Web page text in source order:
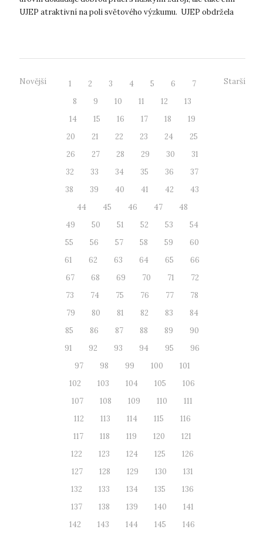
UJEP atraktivní na poli světového výzkumu. UJEP obdržela
Novější 1 2 3 4 5 6
7
8
9 10 11 12
13
14
15 16 17 18
19
20
21 22 23 24
25
26
27 28 29 30
31
32
33 34 35 36
37
38
39 40 41 42
43
44
45 46 47
48
49
50 51 52 53
54
55
56 57 58 59
60
61
62 63 64 65
66
67
68 69 70 71
72
73
74 75 76 77
78
79
80 81 82 83
84
85
86 87 88 89
90
91
92 93 94 95
96
97
98 99 100
101
102
103 104 105
106
107
108 109 110
111
112
113 114 115
116
117
118 119 120
121
122
123 124 125
126
127
128 129 130
131
132
133 134 135
136
137
138 139 140
141
142
143 144 145
146
Starší